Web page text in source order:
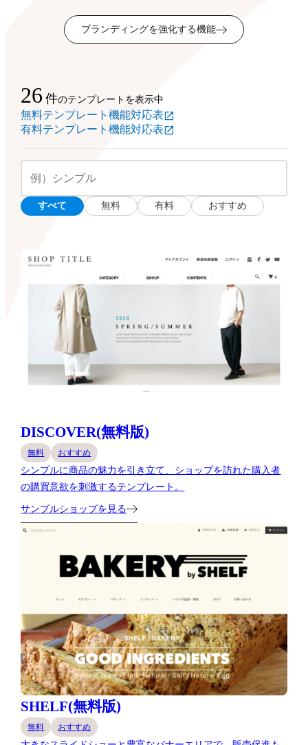
ブランディングを強化する機能
26 件のテンプレートを表示中
無料テンプレート機能対応表
有料テンプレート機能対応表
すべて 無料 有料 おすすめ
DISCOVER(無料版)
無料 おすすめ
シンプルに商品の魅力を引き立て、ショップを訪れた購入者
の購買意欲を刺激するテンプレート。
サンプルショップを見る
SHELF(無料版)
無料 おすすめ